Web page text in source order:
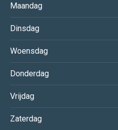
Maandag
Dinsdag
Woensdag
Donderdag
Vrijdag
Zaterdag